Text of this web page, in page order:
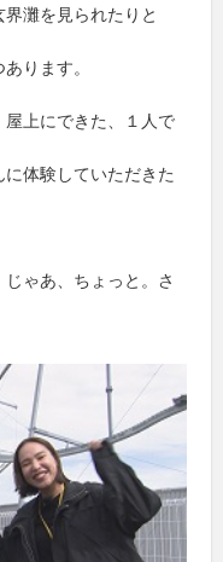
灘を見られたりと
ます。
上にできた、１人で
していただきた
あ、ちょっと。さ